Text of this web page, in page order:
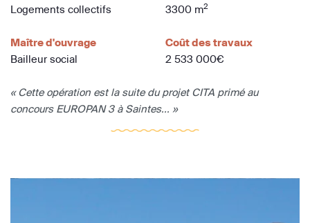
Logements collectifs
3300 m2
Maître d'ouvrage
Bailleur social
Coût des travaux
2 533 000€
« Cette opération est la suite du projet CITA primé au
concours EUROPAN 3 à Saintes... »